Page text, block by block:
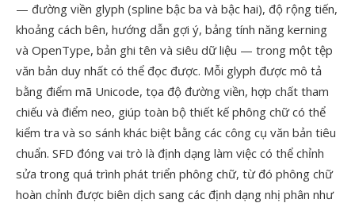
— đường viền glyph (spline bậc ba và bậc hai), độ rộng tiến,
khoảng cách bên, hướng dẫn gợi ý, bảng tính năng kerning
và OpenType, bản ghi tên và siêu dữ liệu — trong một tệp
văn bản duy nhất có thể đọc được. Mỗi glyph được mô tả
bằng điểm mã Unicode, tọa độ đường viền, hợp chất tham
chiếu và điểm neo, giúp toàn bộ thiết kế phông chữ có thể
kiểm tra và so sánh khác biệt bằng các công cụ văn bản tiêu
chuẩn. SFD đóng vai trò là định dạng làm việc có thể chỉnh
sửa trong quá trình phát triển phông chữ, từ đó phông chữ
hoàn chỉnh được biên dịch sang các định dạng nhị phân như